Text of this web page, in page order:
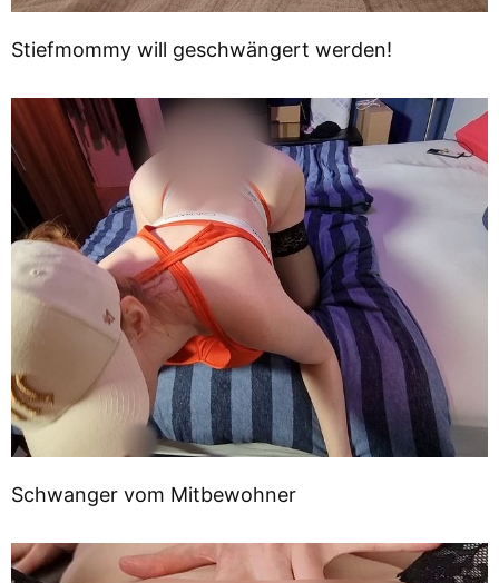
Stiefmommy will geschwängert werden!
Schwanger vom Mitbewohner